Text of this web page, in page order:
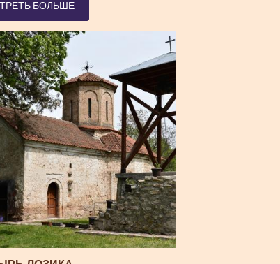
Боливац имеется 3 охотничьих
«Тимоцким лесам». Общая
составляет 85 тысяч гектаров.
видами дикой природы являются
олени, дикие свиньи. Эти
угодья хорошо оборудованы
угодьями (высокие чеки, кормовые
БОЛЬШЕ